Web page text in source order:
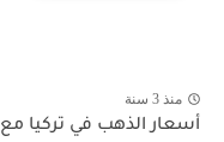
منذ 3 سنة
أسعار الذهب في تركيا مع